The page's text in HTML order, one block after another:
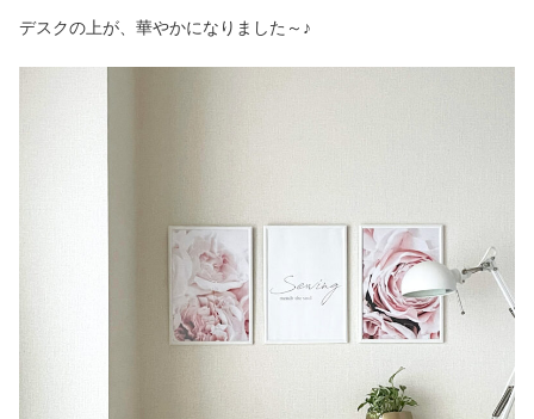
デスクの上が、華やかになりました～♪